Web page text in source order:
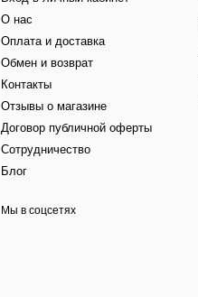
О нас
Оплата и доставка
Обмен и возврат
Контакты
Отзывы о магазине
Договор публичной оферты
Сотрудничество
Блог
Мы в соцсетях